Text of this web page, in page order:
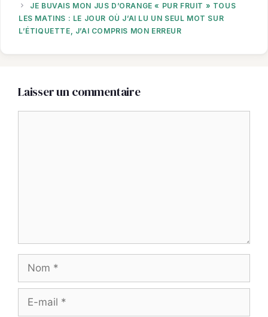
JE BUVAIS MON JUS D’ORANGE « PUR FRUIT » TOUS
LES MATINS : LE JOUR OÙ J’AI LU UN SEUL MOT SUR
L’ÉTIQUETTE, J’AI COMPRIS MON ERREUR
Laisser un commentaire